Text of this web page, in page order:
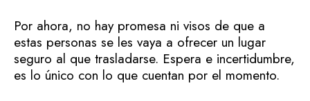
Por ahora, no hay promesa ni visos de que a
estas personas se les vaya a ofrecer un lugar
seguro al que trasladarse. Espera e incertidumbre,
es lo único con lo que cuentan por el momento.